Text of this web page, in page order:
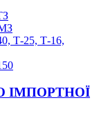
Т-25, Т-16,
ІМПОРТНОЇ